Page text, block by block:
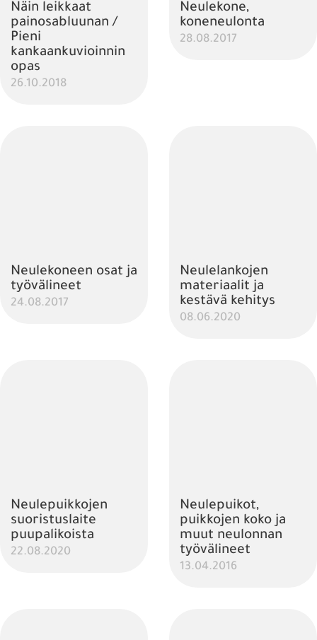
Näin leikkaat
painosabluunan /
Pieni
kankaankuvioinnin
opas
26.10.2018
Neulekone,
koneneulonta
28.08.2017
Neulekoneen osat ja
työvälineet
24.08.2017
Neulelankojen
materiaalit ja
kestävä kehitys
08.06.2020
Neulepuikkojen
suoristuslaite
puupalikoista
22.08.2020
Neulepuikot,
puikkojen koko ja
muut neulonnan
työvälineet
13.04.2016